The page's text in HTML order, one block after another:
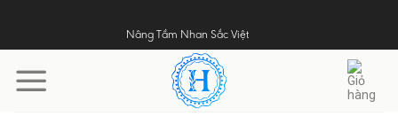
to
content
Nâng Tầm Nhan Sắc Việt